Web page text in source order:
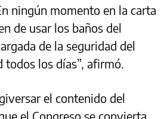
ningún momento en la carta
de usar los baños del
de la seguridad del
los días”, afirmó.
el contenido del
el Congreso se convierta